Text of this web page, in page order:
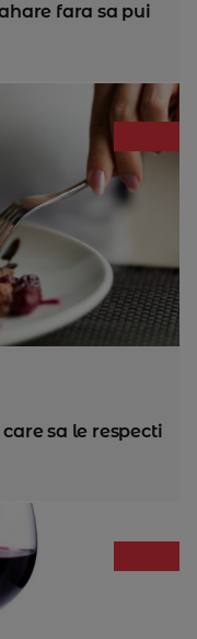
fara sa pui
sa le respecti